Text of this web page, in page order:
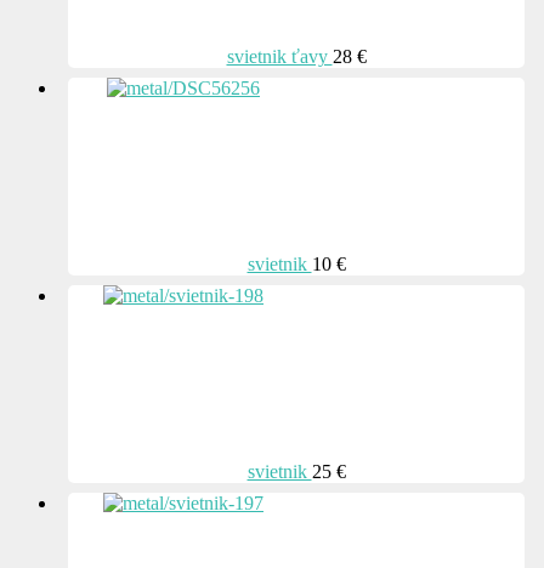
svietnik ťavy 28 €
svietnik 10 €
svietnik 25 €